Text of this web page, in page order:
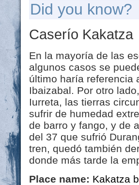
Did you know?
Caserío Kakatza
En la mayoría de las
algunos casos se
último haría referencia
Ibaizabal. Por otro
Iurreta, las tierras
sufrir de humedad
de barro y fango, y de
del 37 que sufrió
tren, quedó también
donde más tarde la
Place name: Kakatza